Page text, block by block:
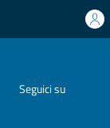
Seguici su